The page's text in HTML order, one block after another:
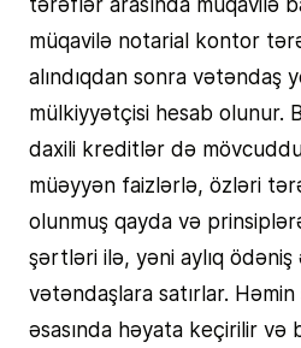
müqavilə notarial kontor
alındıqdan sonra vətəndaş
mülkiyyətçisi hesab olunur.
daxili kreditlər də
müəyyən faizlərlə, özləri
olunmuş qayda və
şərtləri ilə, yəni aylıq ödəniş
vətəndaşlara satırlar. Həmin
əsasında həyata keçirilir və